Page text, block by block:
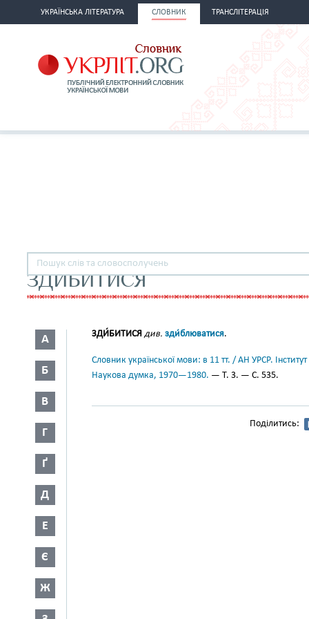
УКРАЇНСЬКА ЛІТЕРАТУРА СЛОВНИК ТРАНСЛІТЕРАЦІЯ
ЗДИБИТИСЯ
А
Б
В
Г
Ґ
Д
Е
Є
Ж
ЗДИ́БИТИСЯ див. зди́блюватися.
Словник української мови: в 11 тт. / АН УРСР.
Наукова думка, 1970—1980. — Т. 3. — С. 535.
Поділитись: